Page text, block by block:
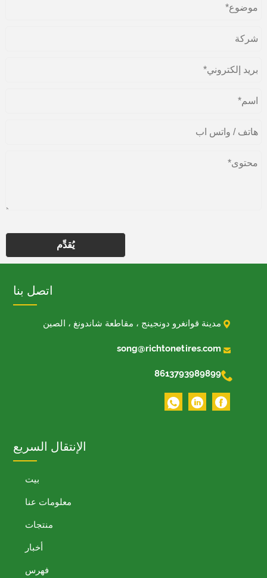
يُقدِّم
اتصل بنا
 مدينة قوانغرو دونجينج ، مقاطعة شاندونغ ، الصين

song@richtonetires.com

8613793989899
الإنتقال السريع
بيت
معلومات عنا
منتجات
أخبار
فهرس